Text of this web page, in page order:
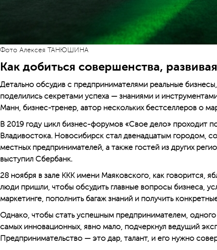
Фото Алексея ТАНЮШИНА
Как добиться совершенства,
Детально обсудив с предпринимателями реальные
поделились секретами успеха — знаниями и
Манн, бизнес-тренер, автор нескольких бестселлеров о
В 2019 году цикл бизнес-форумов «Свое дело» проходит
Владивостока. Новосибирск стал двенадцатым городом,
местных предпринимателей, а также гостей из других
выступил Сбербанк.
28 ноября в зале ККК имени Маяковского, как говорится,
люди пришли, чтобы обсудить главные вопросы бизнеса,
маркетинге, пополнить багаж знаний и получить
Однако, чтобы стать успешным предпринимателем, одного
самых инновационных, явно мало, подчеркнул ведущий
Предпринимательство — это дар, талант, и его нужно